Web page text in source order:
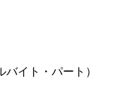
イト・パート）